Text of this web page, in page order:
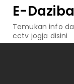
content
E-
Temukan info
cctv jogja disini